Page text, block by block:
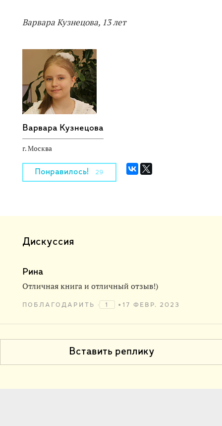
Варвара Кузнецова, 13 лет
Варвара Кузнецова
г. Москва
Понравилось! 29
Дискуссия
Рина
Отличная книга и отличный отзыв!)
ПОБЛАГОДАРИТЬ 1 17 ФЕВР. 2023
Вставить реплику